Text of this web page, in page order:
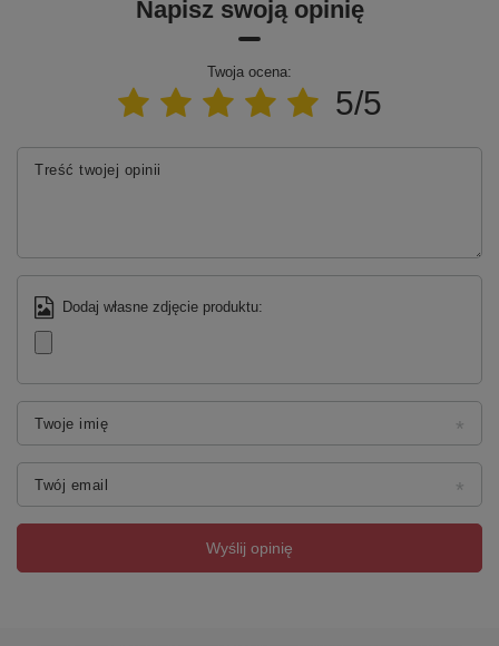
Napisz swoją opinię
Twoja ocena:
5/5
Treść twojej opinii
Dodaj własne zdjęcie produktu:
Twoje imię
Twój email
Wyślij opinię